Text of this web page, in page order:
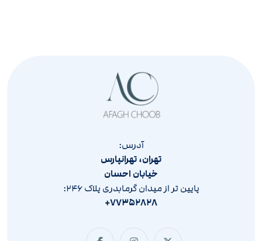
آدرس:
تهران، تهرانپارس
خیابان احسان
پایین تر از میدان گرمابدری پلاک ۲۴۶:
۷۷۳۵۲۸۲۸+